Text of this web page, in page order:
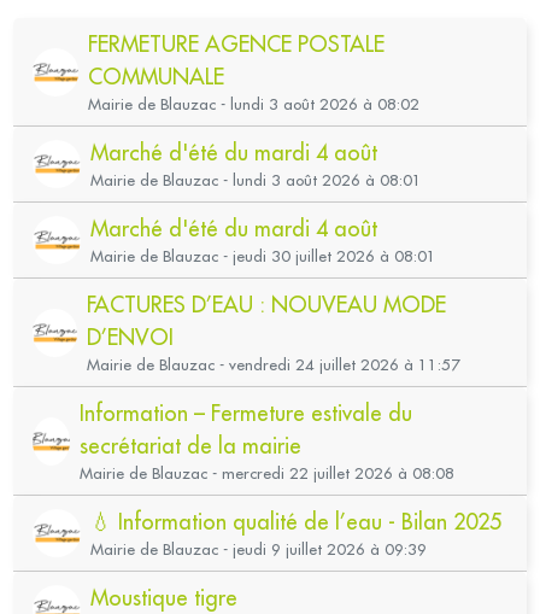
FERMETURE AGENCE POSTALE
COMMUNALE
Mairie de Blauzac - lundi 3 août 2026 à 08:02
Marché d'été du mardi 4 août
Mairie de Blauzac - lundi 3 août 2026 à 08:01
Marché d'été du mardi 4 août
Mairie de Blauzac - jeudi 30 juillet 2026 à 08:01
FACTURES D’EAU : NOUVEAU MODE
D’ENVOI
Mairie de Blauzac - vendredi 24 juillet 2026 à 11:57
Information – Fermeture estivale du
secrétariat de la mairie
Mairie de Blauzac - mercredi 22 juillet 2026 à 08:08
💧 Information qualité de l’eau - Bilan 2025
Mairie de Blauzac - jeudi 9 juillet 2026 à 09:39
Moustique tigre